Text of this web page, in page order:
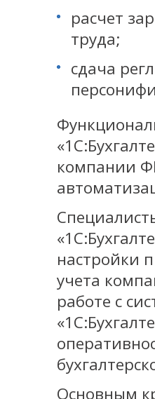
расчет
труда;
сдача
компании
настройки
учета
работе с
Основным